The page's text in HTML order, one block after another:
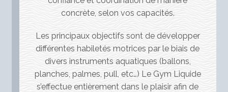
concrète, selon vos capacités.
Les principaux objectifs sont de développer
différentes habiletés motrices par le biais de
divers instruments aquatiques (ballons,
planches, palmes, pull, etc…) Le Gym Liquide
s’effectue entièrement dans le plaisir afin de